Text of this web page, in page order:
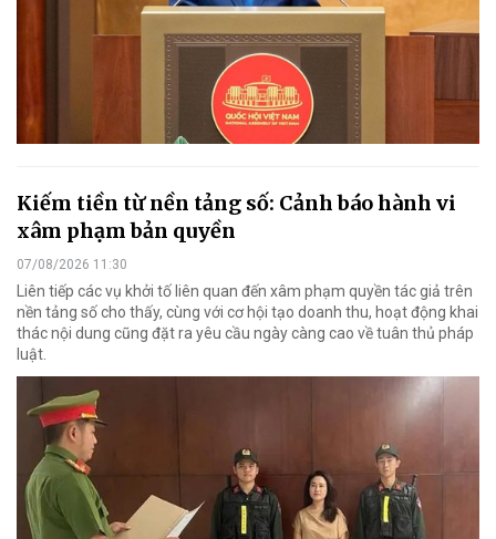
Kiếm tiền từ nền tảng số: Cảnh báo hành vi
xâm phạm bản quyền
07/08/2026 11:30
Liên tiếp các vụ khởi tố liên quan đến xâm phạm quyền tác giả trên
nền tảng số cho thấy, cùng với cơ hội tạo doanh thu, hoạt động khai
thác nội dung cũng đặt ra yêu cầu ngày càng cao về tuân thủ pháp
luật.